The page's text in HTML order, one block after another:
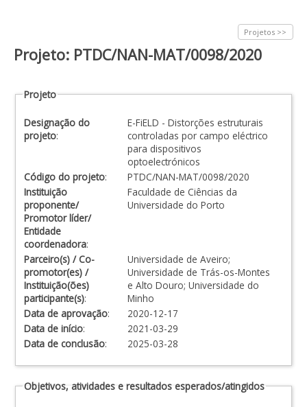
Projetos >>
Projeto: PTDC/NAN-MAT/0098/2020
Projeto
Designação do
projeto:
E-FiELD - Distorções estruturais
controladas por campo eléctrico
para dispositivos
optoelectrónicos
Código do projeto:
PTDC/NAN-MAT/0098/2020
Instituição
proponente/
Promotor líder/
Entidade
coordenadora:
Faculdade de Ciências da
Universidade do Porto
Parceiro(s) / Co-
promotor(es) /
Instituição(ões)
participante(s):
Universidade de Aveiro;
Universidade de Trás-os-Montes
e Alto Douro; Universidade do
Minho
Data de aprovação:
2020-12-17
Data de início:
2021-03-29
Data de conclusão: 2025-03-28
Objetivos, atividades e resultados esperados/atingidos